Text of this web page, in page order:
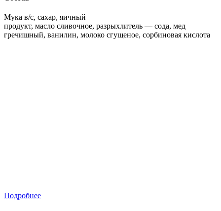
Мука в/с, сахар, яичный
продукт, масло сливочное, разрыхлитель — сода, мед
гречишный, ванилин, молоко сгущеное, сорбиновая кислота
Подробнее